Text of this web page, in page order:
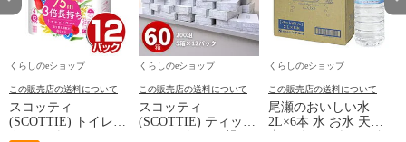
くらしのeショップ
この販売店の送料について
スコッティ
(SCOTTIE) トイレッ
くらしのeショップ
この販売店の送料について
スコッティ
(SCOTTIE) ティッシ
くらしのeショップ
この販売店の送料について
尾瀬のおいしい水
2L×6本 水 お水 天然